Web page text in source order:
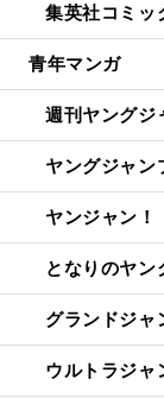
集英社コミッ
青年マンガ
週刊ヤングジ
ヤングジャン
ヤンジャン！
となりのヤン
グランドジャ
ウルトラジャ